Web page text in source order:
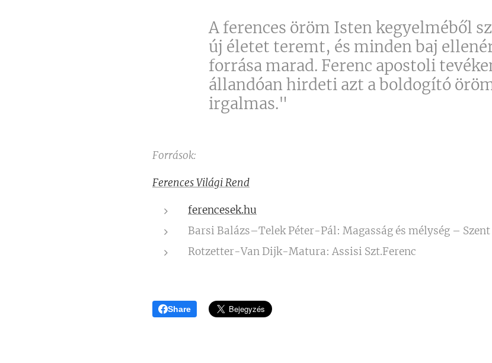
A ferences öröm Isten kegyelméből
új életet teremt, és minden baj
forrása marad. Ferenc apostoli
állandóan hirdeti azt a boldogító
irgalmas."
Források:
Ferences Világi Rend
ferencesek.hu
Barsi Balázs–Telek Péter-Pál: Magasság és mélység –
Rotzetter-Van Dijk-Matura: Assisi Szt.Ferenc
Share